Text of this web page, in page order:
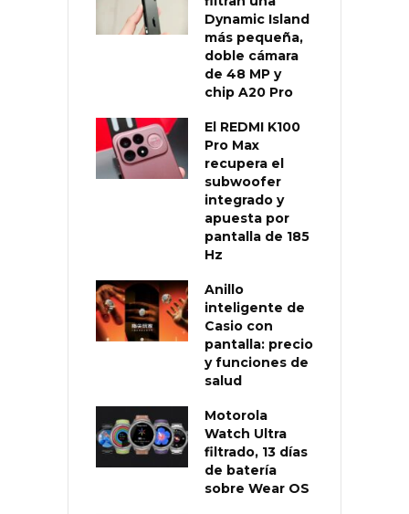
Dynamic Island
más pequeña,
doble cámara
de 48 MP y
chip A20 Pro
El REDMI K100
Pro Max
recupera el
subwoofer
integrado y
apuesta por
pantalla de 185
Hz
Anillo
inteligente de
Casio con
pantalla: precio
y funciones de
salud
Motorola
Watch Ultra
filtrado, 13 días
de batería
sobre Wear OS